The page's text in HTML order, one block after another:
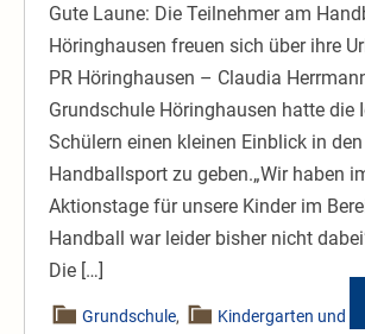
Gute Laune: Die Teilnehmer am
Höringhausen freuen sich über ihre
PR Höringhausen – Claudia
Grundschule Höringhausen hatte die
Schülern einen kleinen Einblick in den
Handballsport zu geben.„Wir haben
Aktionstage für unsere Kinder im
Handball war leider bisher nicht
Die […]
Grundschule, Kindergarten und